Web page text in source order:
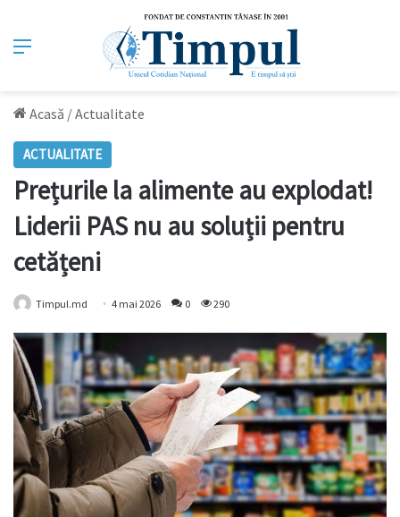
Meniu
Acasă /Actualitate
ACTUALITATE
Prețurile la alimente au explodat!
Liderii PAS nu au soluții pentru
cetățeni
Timpul.md 4 mai 2026 0 290